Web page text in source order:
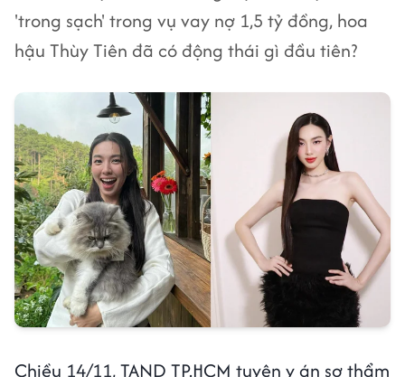
'trong sạch' trong vụ vay nợ 1,5 tỷ đồng, hoa
hậu Thùy Tiên đã có động thái gì đầu tiên?
Chiều 14/11, TAND TP.HCM tuyên y án sơ thẩm